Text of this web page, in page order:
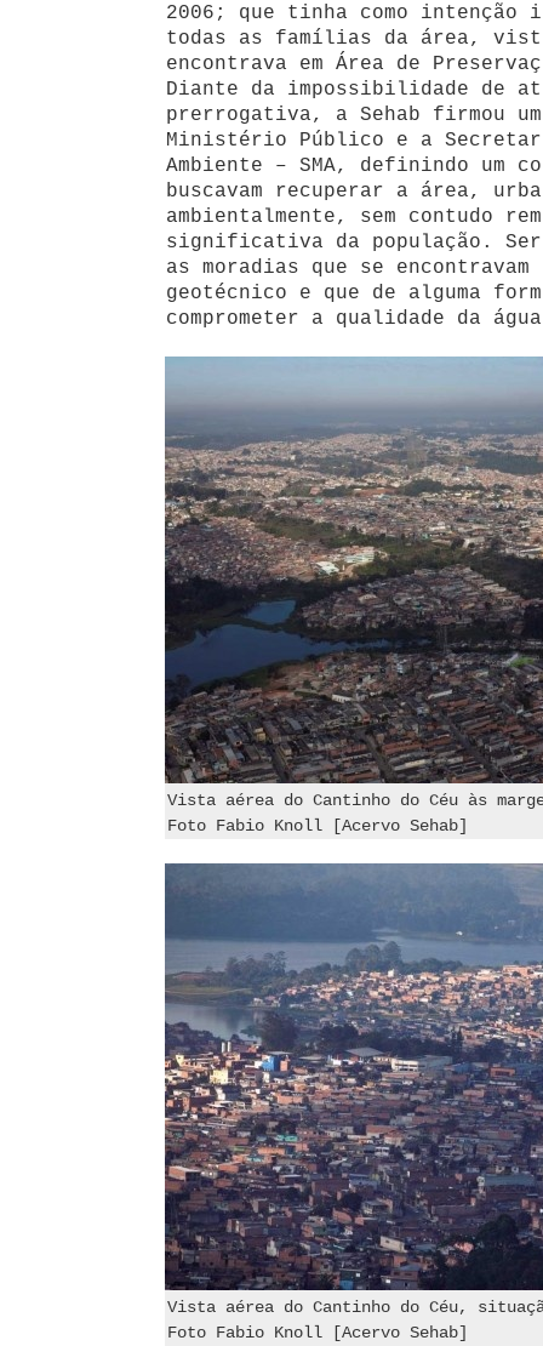
2006; que tinha como intenção
todas as famílias da área,
encontrava em Área de
Diante da impossibilidade de
prerrogativa, a Sehab firmou
Ministério Público e a
Ambiente – SMA, definindo um
buscavam recuperar a área,
ambientalmente, sem contudo
significativa da população.
as moradias que se
geotécnico e que de alguma
comprometer a qualidade da
Vista aérea do Cantinho do Céu às
Foto Fabio Knoll [Acervo Sehab]
Vista aérea do Cantinho do Céu,
Foto Fabio Knoll [Acervo Sehab]